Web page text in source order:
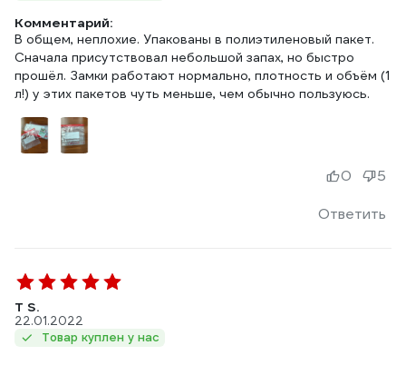
Комментарий:
В общем, неплохие. Упакованы в полиэтиленовый пакет.
Сначала присутствовал небольшой запах, но быстро
прошёл. Замки работают нормально, плотность и объём (1
л!) у этих пакетов чуть меньше, чем обычно пользуюсь.
Ответить
0 5
T S.
22.01.2022
Товар куплен у нас